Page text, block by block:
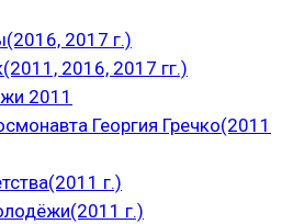
2017 г.)
2016, 2017 гг.)
2011
Георгия Гречко(2011
г.)
г.)